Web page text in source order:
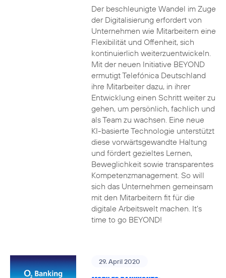
Der beschleunigte Wandel im Zuge
der Digitalisierung erfordert von
Unternehmen wie Mitarbeitern eine
Flexibilität und Offenheit, sich
kontinuierlich weiterzuentwickeln.
Mit der neuen Initiative BEYOND
ermutigt Telefónica Deutschland
ihre Mitarbeiter dazu, in ihrer
Entwicklung einen Schritt weiter zu
gehen, um persönlich, fachlich und
als Team zu wachsen. Eine neue
KI-basierte Technologie unterstützt
diese vorwärtsgewandte Haltung
und fördert gezieltes Lernen,
Beweglichkeit sowie transparentes
Kompetenzmanagement. So will
sich das Unternehmen gemeinsam
mit den Mitarbeitern fit für die
digitale Arbeitswelt machen. It’s
time to go BEYOND!
29. April 2020